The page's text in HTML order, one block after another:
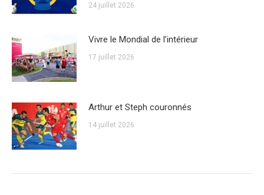
24 juillet 2026
Vivre le Mondial de l’intérieur
17 juillet 2026
Arthur et Steph couronnés
14 juillet 2026